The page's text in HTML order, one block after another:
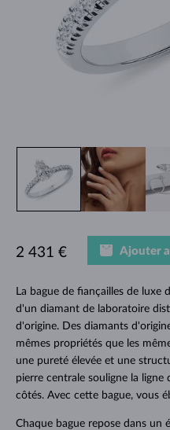
La bague de fiançailles de luxe
d'un diamant de laboratoire
d'origine. Des diamants
mêmes propriétés que les
une pureté élevée et une
pierre centrale souligne la
côtés. Avec cette bague, vous
Chaque bague repose dans un
2 431 € Ajouter